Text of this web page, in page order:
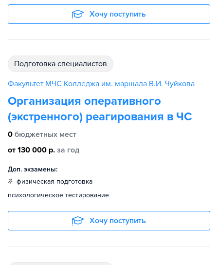
Хочу поступить
подготовка специалистов
Факультет МЧС Колледжа им. маршала В.И. Чуйкова
Организация оперативного
(экстренного) реагирования в ЧС
0 бюджетных мест
от 130 000 р. за год
Доп. экзамены:
физическая подготовка
психологическое тестирование
Хочу поступить